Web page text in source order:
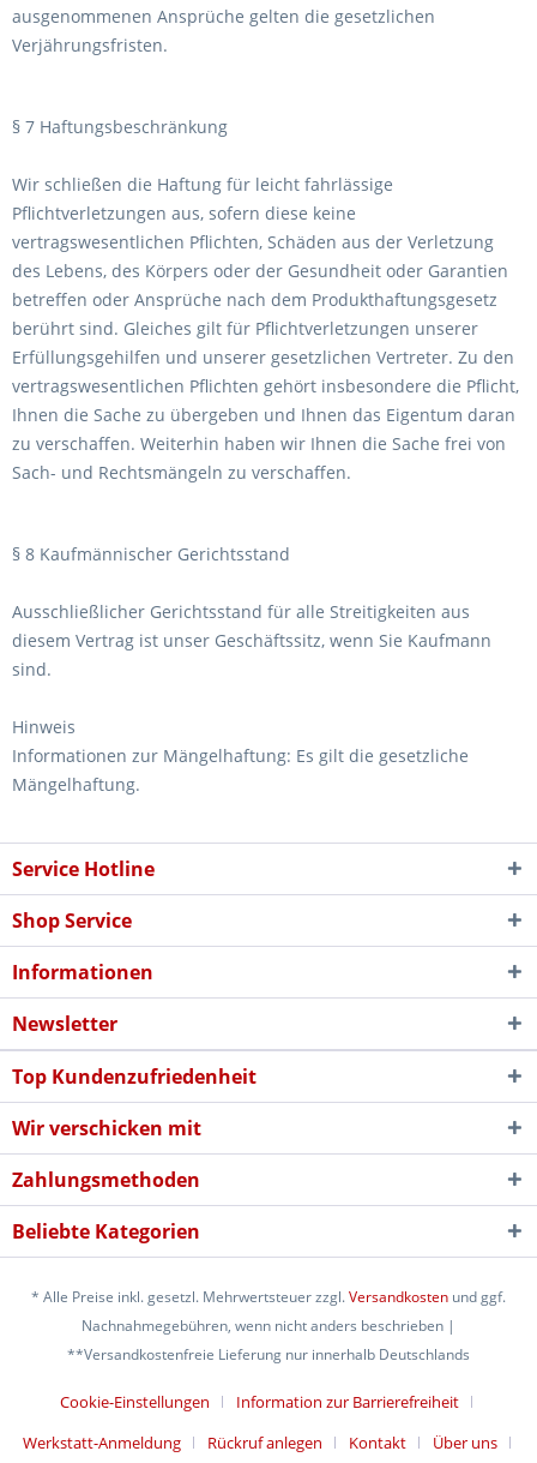
ausgenommenen Ansprüche gelten die gesetzlichen
Verjährungsfristen.
§ 7 Haftungsbeschränkung
Wir schließen die Haftung für leicht fahrlässige
Pflichtverletzungen aus, sofern diese keine
vertragswesentlichen Pflichten, Schäden aus der Verletzung
des Lebens, des Körpers oder der Gesundheit oder Garantien
betreffen oder Ansprüche nach dem Produkthaftungsgesetz
berührt sind. Gleiches gilt für Pflichtverletzungen unserer
Erfüllungsgehilfen und unserer gesetzlichen Vertreter. Zu den
vertragswesentlichen Pflichten gehört insbesondere die Pflicht,
Ihnen die Sache zu übergeben und Ihnen das Eigentum daran
zu verschaffen. Weiterhin haben wir Ihnen die Sache frei von
Sach- und Rechtsmängeln zu verschaffen.
§ 8 Kaufmännischer Gerichtsstand
Ausschließlicher Gerichtsstand für alle Streitigkeiten aus
diesem Vertrag ist unser Geschäftssitz, wenn Sie Kaufmann
sind.
Hinweis
Informationen zur Mängelhaftung: Es gilt die gesetzliche
Mängelhaftung.
Service Hotline
Shop Service
Informationen
Newsletter
Top Kundenzufriedenheit
Wir verschicken mit
Zahlungsmethoden
Beliebte Kategorien
* Alle Preise inkl. gesetzl. Mehrwertsteuer zzgl.Versandkosten und ggf.
Nachnahmegebühren, wenn nicht anders beschrieben |
**Versandkostenfreie Lieferung nur innerhalb Deutschlands
Cookie-Einstellungen
Information zur Barrierefreiheit
Werkstatt-Anmeldung
Rückruf anlegen Kontakt Über uns